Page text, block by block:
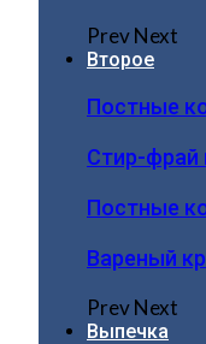
PrevNext
Второе
Постные
Стир-фрай
Постные
Вареный
PrevNext
Выпечка